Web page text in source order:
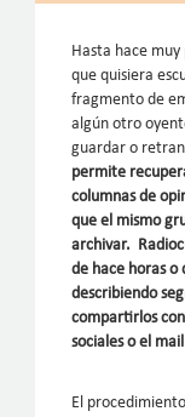
Hasta hace
que quisiera
fragmento de
algún otro
guardar o
permite
columnas de
que el mismo
archivar.
de hace horas o
describiendo
compartirlos
sociales o el
El